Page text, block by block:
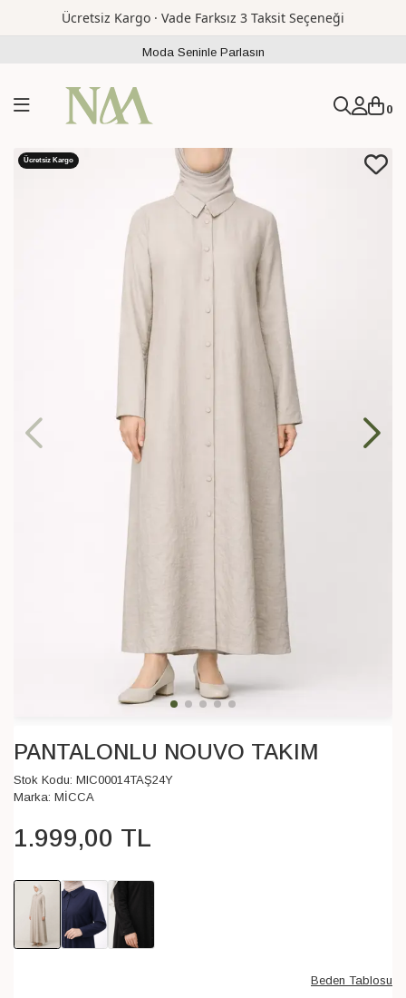
Ücretsiz Kargo · Vade Farksız 3 Taksit Seçeneği
Moda Seninle Parlasın
0
Ücretsiz Kargo
PANTALONLU NOUVO TAKIM
Stok Kodu: MIC00014TAŞ24Y
Marka: MİCCA
1.999,00 TL
Beden Tablosu